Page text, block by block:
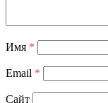
Имя *
Email *
Сайт